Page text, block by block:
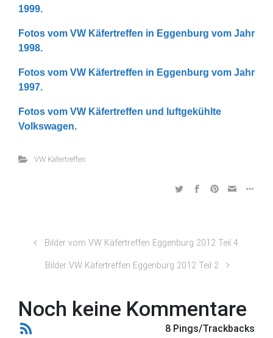
1999.
Fotos vom VW Käfertreffen in Eggenburg vom Jahr
1998.
Fotos vom VW Käfertreffen in Eggenburg vom Jahr
1997.
Fotos vom VW Käfertreffen und luftgekühlte
Volkswagen.
VW Käfertreffen
Bilder vom VW Käfertreffen Eggenburg 2012 Teil 4
Bilder VW Käfertreffen Eggenburg 2012 Teil 2
Noch keine Kommentare
8 Pings/Trackbacks